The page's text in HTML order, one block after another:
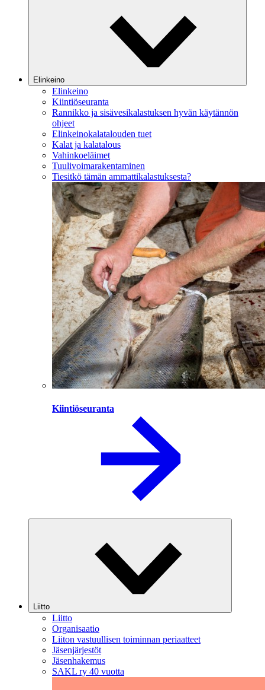
Elinkeino
Elinkeino
Kiintiöseuranta
Rannikko ja sisävesikalastuksen hyvän käytännön
ohjeet
Elinkeinokalatalouden tuet
Kalat ja kalatalous
Vahinkoeläimet
Tuulivoimarakentaminen
Tiesitkö tämän ammattikalastuksesta?
Kiintiöseuranta
Liitto
Liitto
Organisaatio
Liiton vastuullisen toiminnan periaatteet
Jäsenjärjestöt
Jäsenhakemus
SAKL ry 40 vuotta